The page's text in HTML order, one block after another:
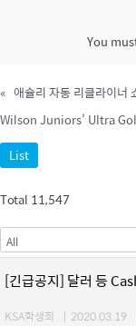
You
« 애슐리 자동 리클라이너
Wilson Juniors’ Ultra
List
Total 11,547
[긴급공지] 달러 등
KSA학생회 | 2020.03.19